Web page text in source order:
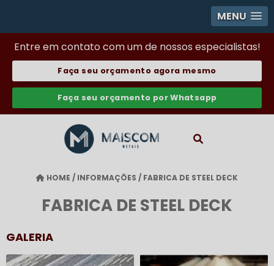
MENU
Entre em contato com um de nossos especialistas!
Faça seu orçamento agora mesmo
Faça seu orçamento por Whatsapp
HOME / INFORMAÇÕES / FABRICA DE STEEL DECK
FABRICA DE STEEL DECK
GALERIA